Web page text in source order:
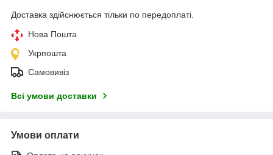
Доставка здійснюється тільки по передоплаті.
Нова Пошта
Укрпошта
Самовивіз
Всі умови доставки
Умови оплати